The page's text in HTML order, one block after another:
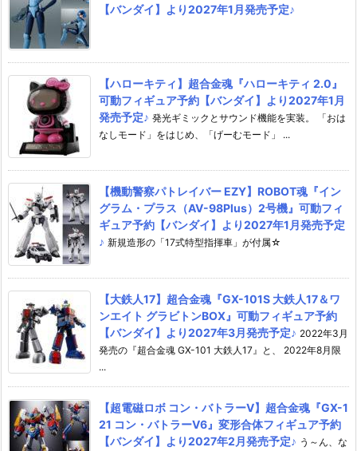
【バンダイ】より2027年1月発売予定♪
【ハローキティ】超合金魂『ハローキティ 2.0』
可動フィギュア予約【バンダイ】より2027年1月
発売予定♪ 発光ギミックとサウンド機能を実装。 「おは
なしモード」をはじめ、「げーむモード」 ...
【機動警察パトレイバー EZY】ROBOT魂『イン
グラム・プラス（AV-98Plus）2号機』可動フィ
ギュア予約【バンダイ】より2027年1月発売予定
♪ 新規造形の「17式特型指揮車」が付属☆
【大鉄人17】超合金魂『GX-101S 大鉄人17＆ワ
ンエイト グラビトンBOX』可動フィギュア予約
【バンダイ】より2027年3月発売予定♪ 2022年3月
発売の『超合金魂 GX-101 大鉄人17』と、 2022年8月限
...
【超電磁ロボ コン・バトラーV】超合金魂『GX-1
21 コン・バトラーV6』変形合体フィギュア予約
【バンダイ】より2027年2月発売予定♪ う～ん、な